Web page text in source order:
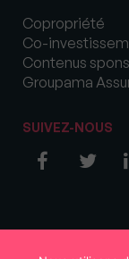
Copropriété
Co-
Contenus
Groupama
SUIVEZ-NOUS